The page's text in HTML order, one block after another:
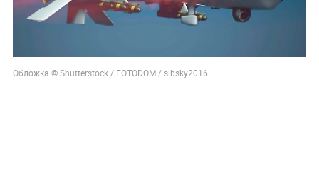
Обложка © Shutterstock / FOTODOM / sibsky2016